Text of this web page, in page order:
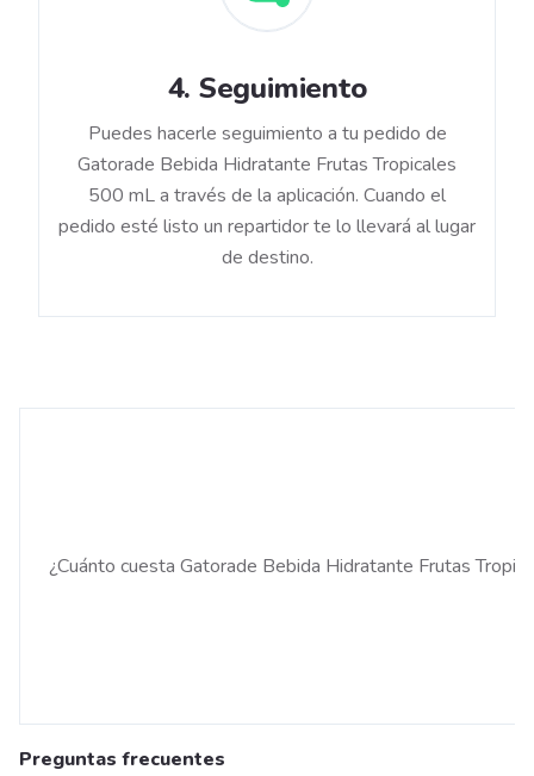
4. Seguimiento
Puedes hacerle seguimiento a tu pedido de
Gatorade Bebida Hidratante Frutas Tropicales
500 mL a través de la aplicación. Cuando el
pedido esté listo un repartidor te lo llevará al lugar
de destino.
¿Cuánto cuesta Gatorade Bebida Hidratante Frutas
Preguntas frecuentes